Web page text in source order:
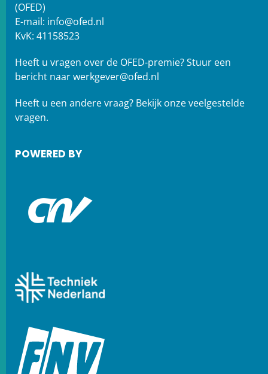
(OFED)
E-mail: info@ofed.nl
KvK: 41158523
Heeft u vragen over de OFED-premie? Stuur een
bericht naarwerkgever@ofed.nl
Heeft u een andere vraag? Bekijk onze veelgestelde
vragen.
POWERED BY